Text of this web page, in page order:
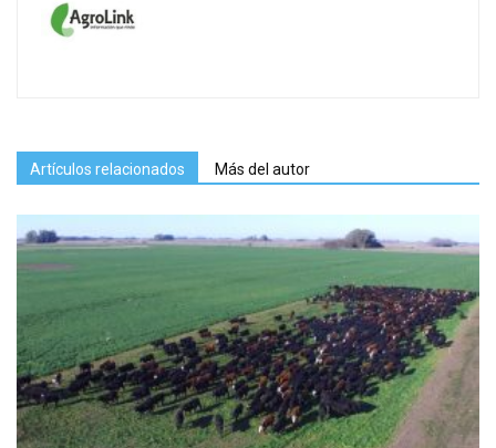
Artículos relacionados Más del autor